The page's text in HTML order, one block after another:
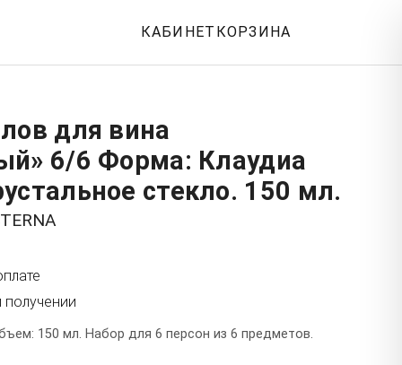
КАБИНЕТ КОРЗИНА
для вина
6/6 Форма: Клаудиа
стекло. 150 мл.
получении
150 мл. Набор для 6 персон из 6 предметов.